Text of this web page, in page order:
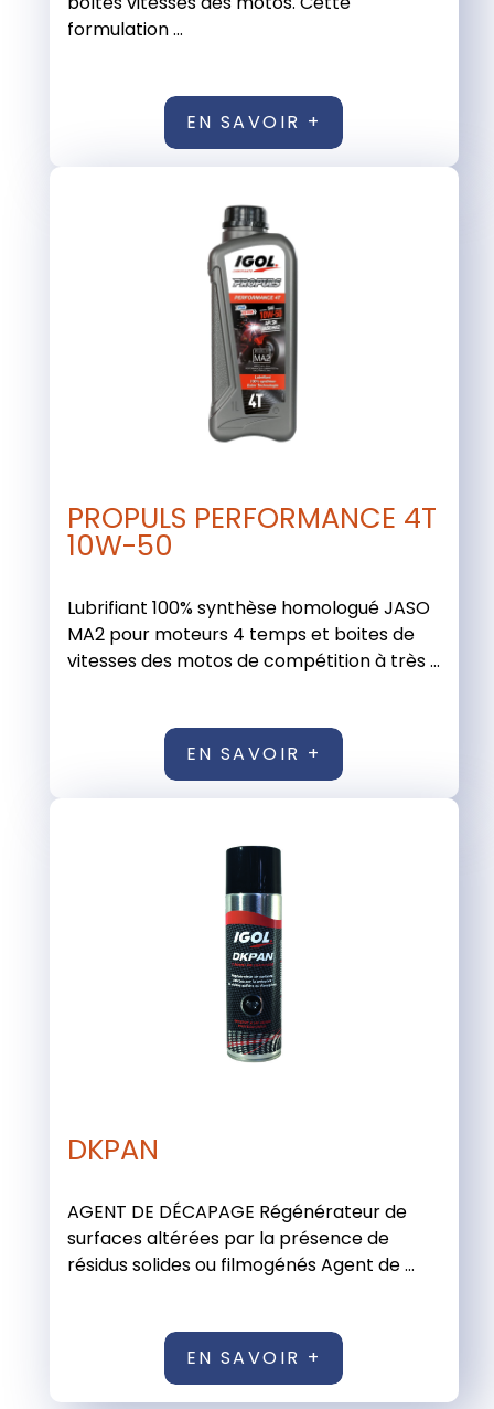
formulation ...
EN SAVOIR +
PROPULS PERFORMANCE 4T
10W-50
Lubrifiant 100% synthèse homologué JASO
MA2 pour moteurs 4 temps et boites de
vitesses des motos de compétition à très ...
EN SAVOIR +
DKPAN
AGENT DE DÉCAPAGE Régénérateur de
surfaces altérées par la présence de
résidus solides ou filmogénés Agent de ...
EN SAVOIR +